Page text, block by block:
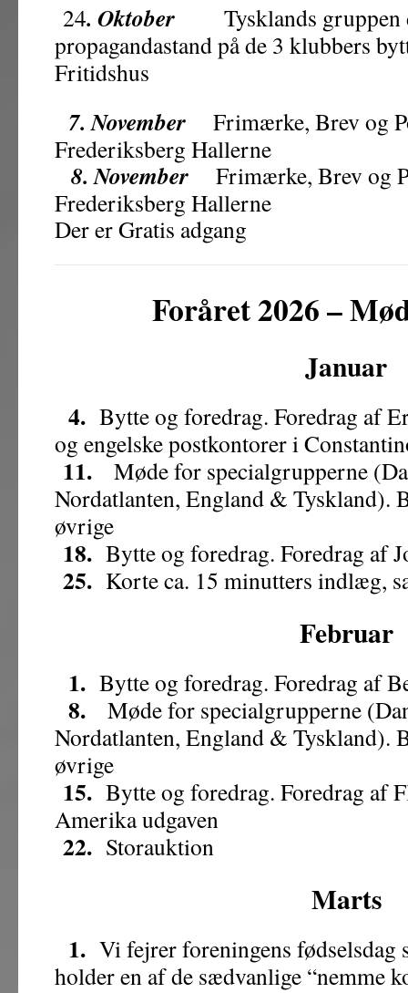
24. Oktober Tysklands gruppen
propagandastand på de 3 klubbers
Fritidshus
7. November Frimærke, Brev og
Frederiksberg Hallerne
8. November Frimærke, Brev og
Frederiksberg Hallerne
Der er Gratis adgang
Foråret 2026 –
Januar
4. Bytte og foredrag. Foredrag af
og engelske postkontorer i
11. Møde for specialgrupperne
Nordatlanten, England & Tyskland).
øvrige
18. Bytte og foredrag. Foredrag af
25. Korte ca. 15 minutters indlæg,
Februar
1. Bytte og foredrag. Foredrag af
8. Møde for specialgrupperne
Nordatlanten, England & Tyskland).
øvrige
15. Bytte og foredrag. Foredrag af
Amerika udgaven
22. Storauktion
Marts
1. Vi fejrer foreningens fødselsdag
holder en af de sædvanlige “nemme